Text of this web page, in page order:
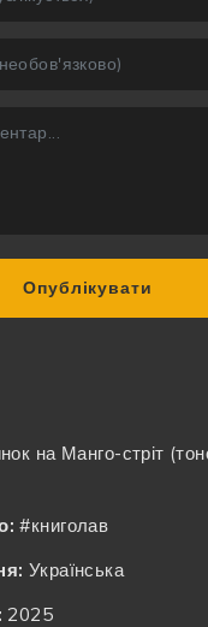
Опублікувати
на Манго-стріт
#книголав
Українська
2025